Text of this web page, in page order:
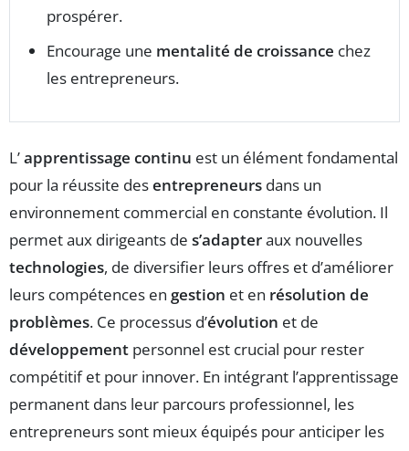
prospérer.
Encourage une mentalité de croissance chez
les entrepreneurs.
L’apprentissage continu est un élément fondamental
pour la réussite desentrepreneurs dans un
environnement commercial en constante évolution. Il
permet aux dirigeants de s’adapteraux nouvelles
technologies, de diversifier leurs offres et d’améliorer
leurs compétences en gestion et en résolution de
problèmes. Ce processus d’évolution et de
développement personnel est crucial pour rester
compétitif et pour innover. En intégrant l’apprentissage
permanent dans leur parcours professionnel, les
entrepreneurs sont mieux équipés pour anticiper les